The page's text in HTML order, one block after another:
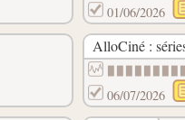
01/06/2026
AlloCiné :
06/07/2026